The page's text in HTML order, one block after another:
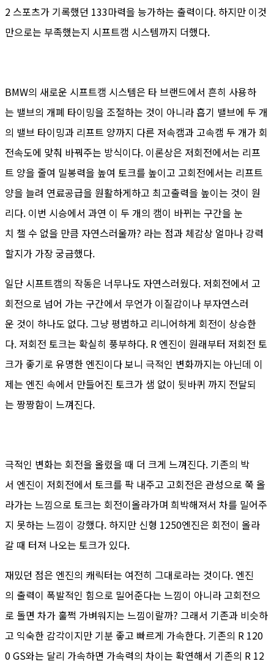
2 스포츠가 기록했던 133마력을 능가하는 출력이다. 하지만 이것
만으로는 부족했는지 시프트캠 시스템까지 더했다.
BMW의 새로운 시프트캠 시스템은 타 브랜드에서 흔히 사용하
는 밸브의 개폐 타이밍을 조절하는 것이 아니라 흡기 밸브에 두 개
의 밸브 타이밍과 리프트 양까지 다른 저속캠과 고속캠 두 개가 회
전속도에 맞춰 바꿔주는 방식이다. 이론상은 저회전에서는 리프
트 양을 줄여 밀봉력을 높여 토크를 높이고 고회전에서는 리프트
양을 늘려 연료공급을 원활하게하고 최고출력을 높이는 것이 원
리다. 이번 시승에서 과연 이 두 개의 캠이 바뀌는 구간을 눈
치 챌 수 없을 만큼 자연스러울까? 라는 점과 체감상 얼마나 강력
할지가 가장 궁금했다.
일단 시프트캠의 작동은 너무나도 자연스러웠다. 저회전에서 고
회전으로 넘어 가는 구간에서 무언가 이질감이나 부자연스러
운 것이 하나도 없다. 그냥 평범하고 리니어하게 회전이 상승한
다. 저회전 토크는 확실히 풍부하다. R 엔진이 원래부터 저회전 토
크가 좋기로 유명한 엔진이다 보니 극적인 변화까지는 아닌데 이
제는 엔진 속에서 만들어진 토크가 샘 없이 뒷바퀴 까지 전달되
는 짱짱함이 느껴진다.
극적인 변화는 회전을 올렸을 때 더 크게 느껴진다. 기존의 박
서 엔진이 저회전에서 토크를 팍 내주고 고회전은 관성으로 쭉 올
라가는 느낌으로 토크는 회전이올라가며 희박해져서 차를 밀어주
지 못하는 느낌이 강했다. 하지만 신형 1250엔진은 회전이 올라
갈 때 터져 나오는 토크가 있다.
재밌던 점은 엔진의 캐릭터는 여전히 그대로라는 것이다. 엔진
의 출력이 폭발적인 힘으로 밀어준다는 느낌이 아니라 고회전으
로 돌면 차가 훌쩍 가벼워지는 느낌이랄까? 그래서 기존과 비슷하
고 익숙한 감각이지만 기분 좋고 빠르게 가속한다. 기존의 R 120
0 GS와는 달리 가속하면 가속력의 차이는 확연해서 기존의 R 12